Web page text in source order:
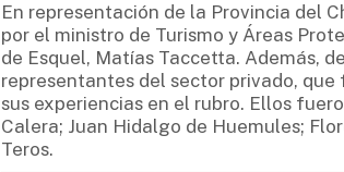
En representación de la Provincia del
por el ministro de Turismo y Áreas
de Esquel, Matías Taccetta. Además,
representantes del sector privado,
sus experiencias en el rubro. Ellos
Calera; Juan Hidalgo de Huemules;
Teros.